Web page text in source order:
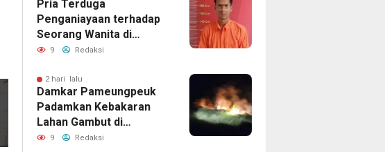
Pria Terduga
Penganiayaan terhadap
Seorang Wanita di
Medan Ditangkap Polisi
9 Redaksi
2 hari lalu
Damkar Pameungpeuk
Padamkan Kebakaran
Lahan Gambut di
Cibalong, Permukiman
9 Redaksi